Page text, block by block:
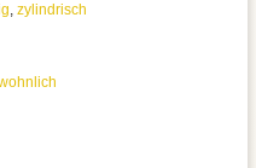
, zylindrisch